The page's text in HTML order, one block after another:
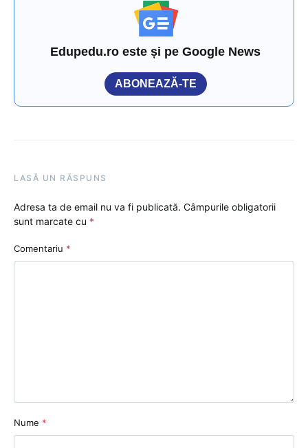
Edupedu.ro este și pe Google News
ABONEAZĂ-TE
LASĂ UN RĂSPUNS
Adresa ta de email nu va fi publicată. Câmpurile obligatorii
sunt marcate cu *
Comentariu *
Nume *